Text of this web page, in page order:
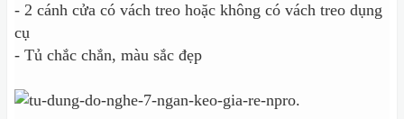
- 2 cánh cửa có vách treo hoặc không có vách treo dụng
cụ
- Tủ chắc chắn, màu sắc đẹp